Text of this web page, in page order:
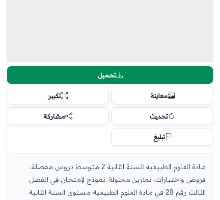
تحميل
معاينة تكبير
تحديث مشاركة
تبليغ
مادة العلوم الطبيعية للسنة الثانية 2 متوسط دروس مفصلة،
فروض واختبارات، تمارين محلولة: نموذج لإمتحان في الفصل
الثالث رقم 28 في مادة العلوم الطبيعية مستوى السنة الثانية